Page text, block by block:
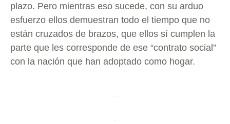
plazo. Pero mientras eso sucede, con su arduo
esfuerzo ellos demuestran todo el tiempo que no
están cruzados de brazos, que ellos sí cumplen la
parte que les corresponde de ese “contrato social”
con la nación que han adoptado como hogar.